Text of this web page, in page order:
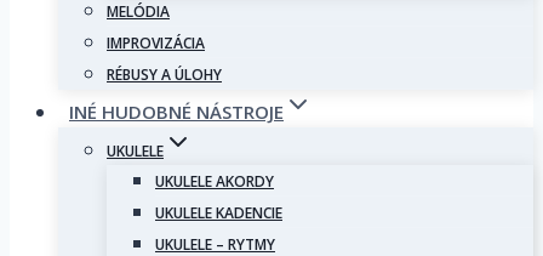
MELÓDIA
IMPROVIZÁCIA
RÉBUSY A ÚLOHY
INÉ HUDOBNÉ NÁSTROJE
UKULELE
UKULELE AKORDY
UKULELE KADENCIE
UKULELE – RYTMY